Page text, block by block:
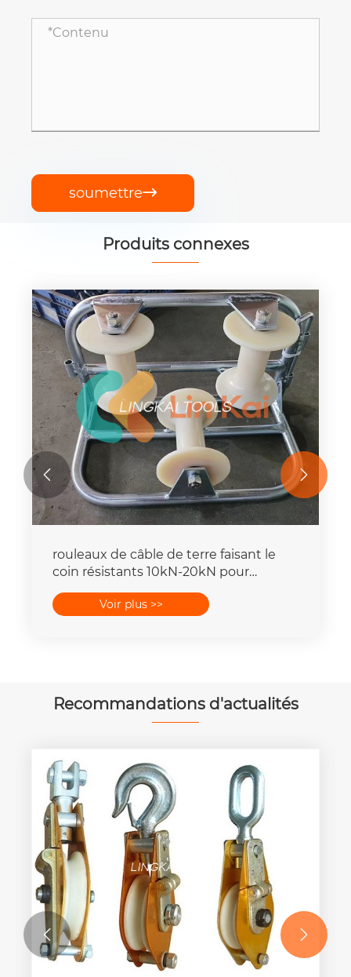
soumettre
Produits connexes
rouleaux de câble de terre faisant le
coin résistants 10kN-20kN pour
Voir plus >>
 
Recommandations d'actualités
 